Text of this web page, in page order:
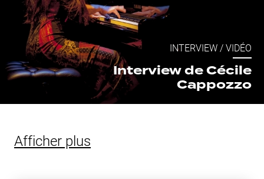
INTERVIEW /VIDÉO
Interview de Cécile
Cappozzo
Afficher plus